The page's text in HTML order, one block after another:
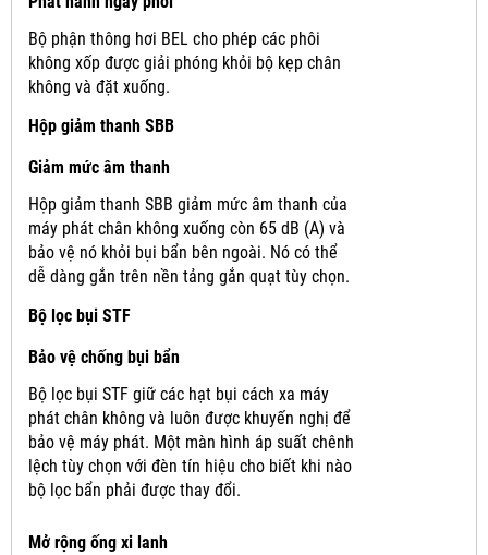
Bộ phận thông hơi BEL cho phép các phôi
không xốp được giải phóng khỏi bộ kẹp chân
không và đặt xuống.
Hộp giảm thanh SBB
Giảm mức âm thanh
Hộp giảm thanh SBB giảm mức âm thanh của
máy phát chân không xuống còn 65 dB (A) và
bảo vệ nó khỏi bụi bẩn bên ngoài. Nó có thể
dễ dàng gắn trên nền tảng gắn quạt tùy chọn.
Bộ lọc bụi STF
Bảo vệ chống bụi bẩn
Bộ lọc bụi STF giữ các hạt bụi cách xa máy
phát chân không và luôn được khuyến nghị để
bảo vệ máy phát. Một màn hình áp suất chênh
lệch tùy chọn với đèn tín hiệu cho biết khi nào
bộ lọc bẩn phải được thay đổi.
Mở rộng ống xi lanh